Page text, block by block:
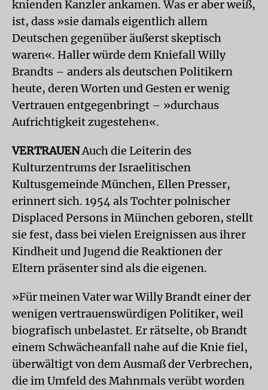
knienden Kanzler ankamen. Was er aber weiß,
ist, dass »sie damals eigentlich allem
Deutschen gegenüber äußerst skeptisch
waren«. Haller würde dem Kniefall Willy
Brandts – anders als deutschen Politikern
heute, deren Worten und Gesten er wenig
Vertrauen entgegenbringt – »durchaus
Aufrichtigkeit zugestehen«.
VERTRAUENAuch die Leiterin des
Kulturzentrums der Israelitischen
Kultusgemeinde München, Ellen Presser,
erinnert sich. 1954 als Tochter polnischer
Displaced Persons in München geboren, stellt
sie fest, dass bei vielen Ereignissen aus ihrer
Kindheit und Jugend die Reaktionen der
Eltern präsenter sind als die eigenen.
»Für meinen Vater war Willy Brandt einer der
wenigen vertrauenswürdigen Politiker, weil
biografisch unbelastet. Er rätselte, ob Brandt
einem Schwächeanfall nahe auf die Knie fiel,
überwältigt von dem Ausmaß der Verbrechen,
die im Umfeld des Mahnmals verübt worden